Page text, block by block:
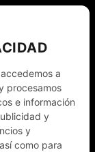
a
procesamos
e información
y
y
como para